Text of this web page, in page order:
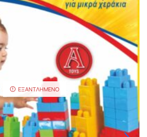
ΕΞΑΝΤΛΗΜΈΝΟ